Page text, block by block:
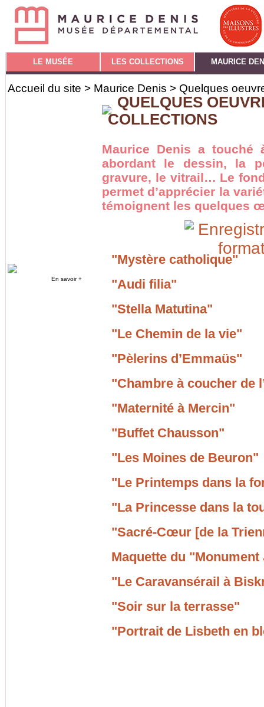
LE MUSÉE LES COLLECTIONS MAURICE
Accueil du site > Maurice Denis > Quelques
QUELQUES
COLLECTIONS
Maurice Denis a touché
abordant le dessin, la
gravure, le vitrail… Le
permet d’apprécier la
témoignent les quelques
En savoir +
"Mystère catholique"
"Audi filia"
"Stella Matutina"
"Le Chemin de la vie"
"Pèlerins d’Emmaüs"
"Chambre à coucher de
"Maternité à Mercin"
"Buffet Chausson"
"Les Moines de Beuron"
"Le Printemps dans la
"La Princesse dans la
"Sacré-Cœur [de la
Maquette du
"Le Caravansérail à
"Soir sur la terrasse"
"Portrait de Lisbeth en